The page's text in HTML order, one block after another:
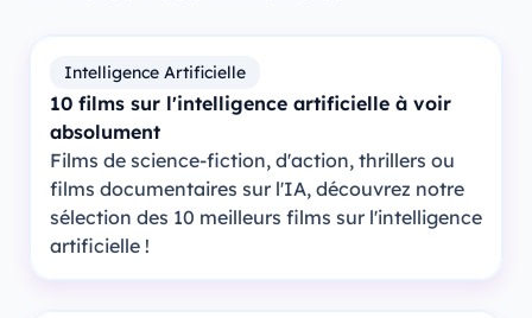
Intelligence Artificielle
10 films sur l'intelligence artificielle à voir
absolument
Films de science-fiction, d'action, thrillers ou
films documentaires sur l'IA, découvrez notre
sélection des 10 meilleurs films sur l'intelligence
artificielle !